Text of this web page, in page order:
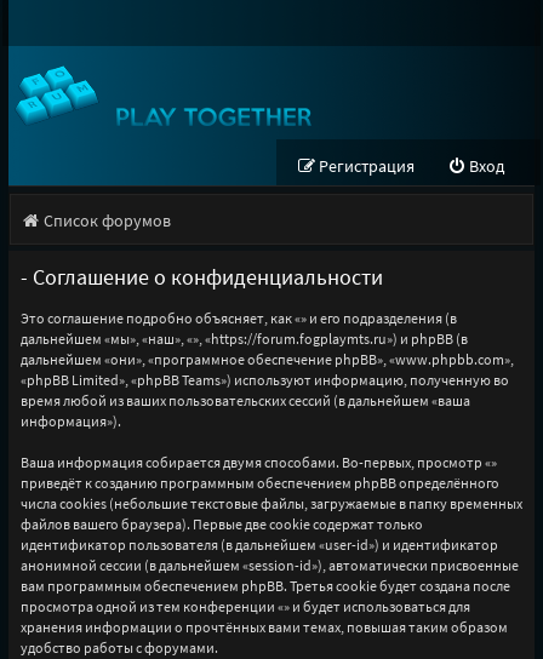
Вход
Регистрация
Список форумов
- Соглашение о конфиденциальности
Это соглашение подробно объясняет, как «» и его подразделения (в
дальнейшем «мы», «наш», «», «https://forum.fogplaymts.ru») и phpBB (в
дальнейшем «они», «программное обеспечение phpBB», «www.phpbb.com»,
«phpBB Limited», «phpBB Teams») используют информацию, полученную во
время любой из ваших пользовательских сессий (в дальнейшем «ваша
информация»).
Ваша информация собирается двумя способами. Во-первых, просмотр «»
приведёт к созданию программным обеспечением phpBB определённого
числа cookies (небольшие текстовые файлы, загружаемые в папку временных
файлов вашего браузера). Первые две cookie содержат только
идентификатор пользователя (в дальнейшем «user-id») и идентификатор
анонимной сессии (в дальнейшем «session-id»), автоматически присвоенные
вам программным обеспечением phpBB. Третья cookie будет создана после
просмотра одной из тем конференции «» и будет использоваться для
хранения информации о прочтённых вами темах, повышая таким образом
удобство работы с форумами.